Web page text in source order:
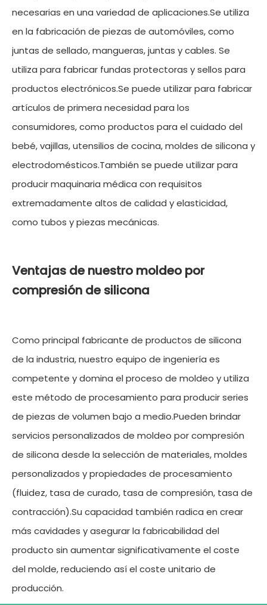
necesarias en una variedad de aplicaciones.Se utiliza
en la fabricación de piezas de automóviles, como
juntas de sellado, mangueras, juntas y cables. Se
utiliza para fabricar fundas protectoras y sellos para
productos electrónicos.Se puede utilizar para fabricar
artículos de primera necesidad para los
consumidores, como productos para el cuidado del
bebé, vajillas, utensilios de cocina, moldes de silicona y
electrodomésticos.También se puede utilizar para
producir maquinaria médica con requisitos
extremadamente altos de calidad y elasticidad,
como tubos y piezas mecánicas.
Ventajas de nuestro moldeo por
compresión de silicona
Como principal fabricante de productos de silicona
de la industria, nuestro equipo de ingeniería es
competente y domina el proceso de moldeo y utiliza
este método de procesamiento para producir series
de piezas de volumen bajo a medio.Pueden brindar
servicios personalizados de moldeo por compresión
de silicona desde la selección de materiales, moldes
personalizados y propiedades de procesamiento
(fluidez, tasa de curado, tasa de compresión, tasa de
contracción).Su capacidad también radica en crear
más cavidades y asegurar la fabricabilidad del
producto sin aumentar significativamente el coste
del molde, reduciendo así el coste unitario de
producción.